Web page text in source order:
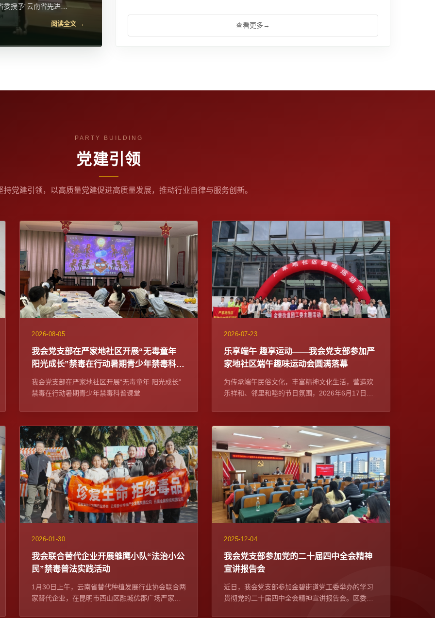
授予“云南省先进基
阅读全文 →
主任苏学峰带队宣
阅读全文 → 查看更多 →
党建引领
持党建引领，以高质量党建促进高质量发展，推动行业自律与服务创新。
2026-08-05
我会党支部在严家地社区开展“无毒童年
阳光成长”禁毒在行动暑期青少年禁毒科普
课堂
我会党支部在严家地社区开展“无毒童年 阳光成长”
禁毒在行动暑期青少年禁毒科普课堂
2026-07-23
乐享端午 趣享运动——我会党支部参加严
家地社区端午趣味运动会圆满落幕
为传承端午民俗文化，丰富精神文化生活，营造欢
乐祥和、邻里和睦的节日氛围，2026年6月17日，
2026-01-30
我会联合替代企业开展雏鹰小队“法治小公
民”禁毒普法实践活动
1月30日上午，云南省替代种植发展行业协会联合两
家替代企业，在昆明市西山区融城优郡广场严家地
2025-12-04
我会党支部参加党的二十届四中全会精神
宣讲报告会​
近日，我会党支部参加金碧街道党工委举办的学习
贯彻党的二十届四中全会精神宣讲报告会。区委宣